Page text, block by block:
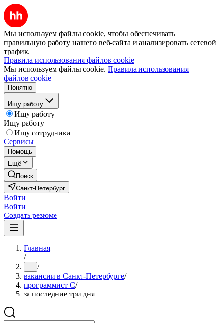
Мы используем файлы cookie, чтобы обеспечивать
правильную работу нашего веб-сайта и анализировать сетевой
трафик.
Правила использования файлов cookie
Мы используем файлы cookie. Правила использования
файлов cookie
Понятно
Ищу работу
Ищу работу
Ищу работу
Ищу сотрудника
Сервисы
Помощь
Ещё
Поиск
Санкт-Петербург
Войти
Войти
Создать резюме
Главная
/
... /
вакансии в Санкт-Петербурге/
программист C/
за последние три дня